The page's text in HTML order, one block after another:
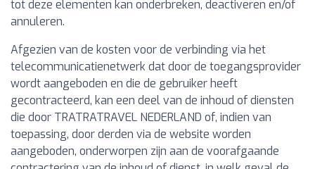
tot deze elementen kan onderbreken, deactiveren en/of
annuleren.
Afgezien van de kosten voor de verbinding via het
telecommunicatienetwerk dat door de toegangsprovider
wordt aangeboden en die de gebruiker heeft
gecontracteerd, kan een deel van de inhoud of diensten
die door TRATRATRAVEL NEDERLAND of, indien van
toepassing, door derden via de website worden
aangeboden, onderworpen zijn aan de voorafgaande